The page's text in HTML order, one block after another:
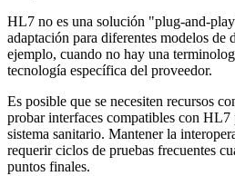
HL7 no es una solución "plug-and-
adaptación para diferentes modelos de
ejemplo, cuando no hay una
tecnología específica del proveedor.
Es posible que se necesiten recursos
probar interfaces compatibles con HL7
sistema sanitario. Mantener la
requerir ciclos de pruebas frecuentes
puntos finales.